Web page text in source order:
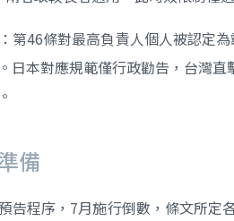
第46條對最高負責人個人被認定
日本對應規範僅行政勸告，台灣
備
告程序，7月施行倒數，條文所